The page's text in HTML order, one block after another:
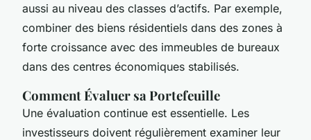
aussi au niveau des classes d’actifs. Par exemple,
combiner des biens résidentiels dans des zones à
forte croissance avec des immeubles de bureaux
dans des centres économiques stabilisés.
Comment Évaluer sa Portefeuille
Une évaluation continue est essentielle. Les
investisseurs doivent régulièrement examiner leur